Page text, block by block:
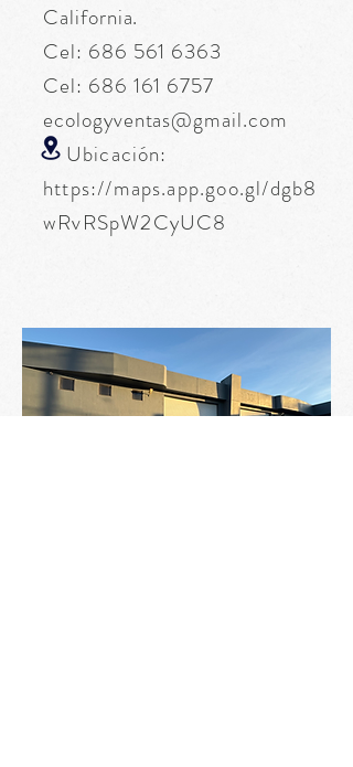
California.
Cel: 686 561 6363
Cel: 686 161 6757
ecologyventas@gmail.com
Ubicación:
https://maps.app.goo.gl/dgb8
wRvRSpW2CyUC8